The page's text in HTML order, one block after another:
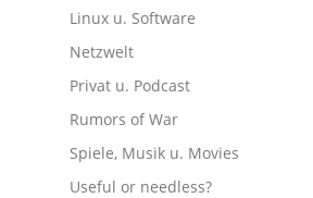
Linux u. Software
Netzwelt
Privat u. Podcast
Rumors of War
Spiele, Musik u. Movies
Useful or needless?